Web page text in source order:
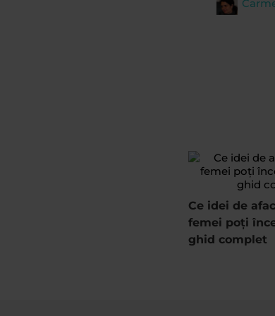
Ce idei de
femei poți
ghid complet